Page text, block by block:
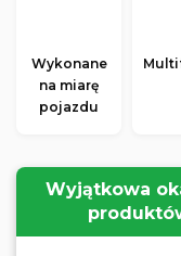
Wykonane
na miarę
pojazdu
Wyjątkowa